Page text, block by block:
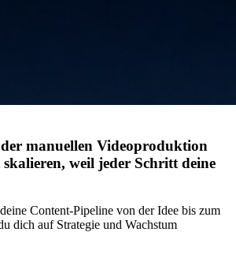
manuellen Videoproduktion
weil jeder Schritt deine
Content-Pipeline von der Idee bis zum
dich auf Strategie und Wachstum